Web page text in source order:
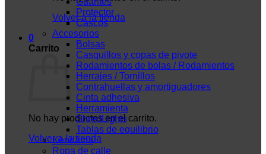
Volver a la tienda
0
Carrito
No hay productos en el carrito.
Volver a la tienda
Protector
Cascos
Accesorios
Bolsas
Casquillos y copas de pivote
Rodamientos de bolas / Rodamientos
Herrajes / Tornillos
Contrahuellas y amortiguadores
Cinta adhesiva
Herramienta
ShredLights
Tablas de equilibrio
Kendama
Ropa de calle